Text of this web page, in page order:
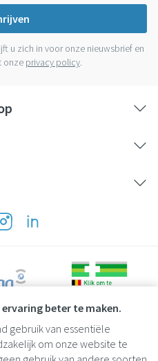
beter te maken.
gebruik van essentiële
om onze website te
u zich in voor onze nieuwsbrief en
onze privacy policy.